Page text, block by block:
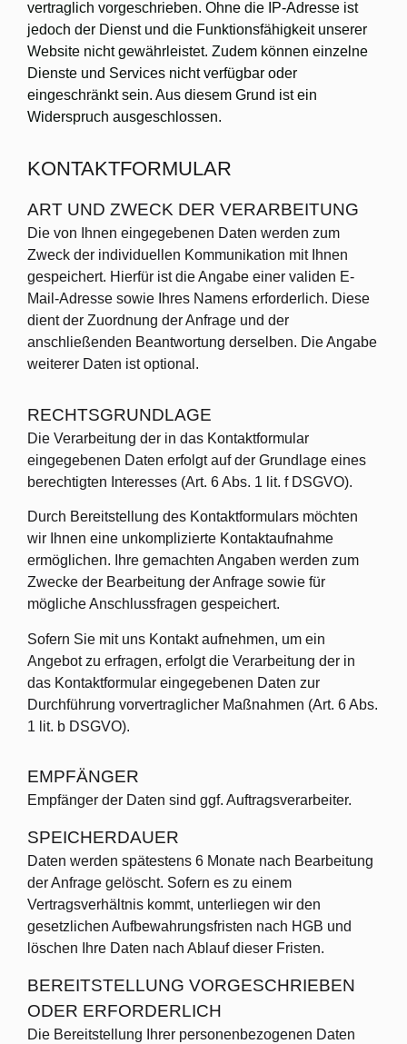
vertraglich vorgeschrieben. Ohne die IP-Adresse ist
jedoch der Dienst und die Funktionsfähigkeit unserer
Website nicht gewährleistet. Zudem können einzelne
Dienste und Services nicht verfügbar oder
eingeschränkt sein. Aus diesem Grund ist ein
Widerspruch ausgeschlossen.
KONTAKTFORMULAR
ART UND ZWECK DER VERARBEITUNG
Die von Ihnen eingegebenen Daten werden zum
Zweck der individuellen Kommunikation mit Ihnen
gespeichert. Hierfür ist die Angabe einer validen E-
Mail-Adresse sowie Ihres Namens erforderlich. Diese
dient der Zuordnung der Anfrage und der
anschließenden Beantwortung derselben. Die Angabe
weiterer Daten ist optional.
RECHTSGRUNDLAGE
Die Verarbeitung der in das Kontaktformular
eingegebenen Daten erfolgt auf der Grundlage eines
berechtigten Interesses (Art. 6 Abs. 1 lit. f DSGVO).
Durch Bereitstellung des Kontaktformulars möchten
wir Ihnen eine unkomplizierte Kontaktaufnahme
ermöglichen. Ihre gemachten Angaben werden zum
Zwecke der Bearbeitung der Anfrage sowie für
mögliche Anschlussfragen gespeichert.
Sofern Sie mit uns Kontakt aufnehmen, um ein
Angebot zu erfragen, erfolgt die Verarbeitung der in
das Kontaktformular eingegebenen Daten zur
Durchführung vorvertraglicher Maßnahmen (Art. 6 Abs.
1 lit. b DSGVO).
EMPFÄNGER
Empfänger der Daten sind ggf. Auftragsverarbeiter.
SPEICHERDAUER
Daten werden spätestens 6 Monate nach Bearbeitung
der Anfrage gelöscht. Sofern es zu einem
Vertragsverhältnis kommt, unterliegen wir den
gesetzlichen Aufbewahrungsfristen nach HGB und
löschen Ihre Daten nach Ablauf dieser Fristen.
BEREITSTELLUNG VORGESCHRIEBEN
ODER ERFORDERLICH
Die Bereitstellung Ihrer personenbezogenen Daten